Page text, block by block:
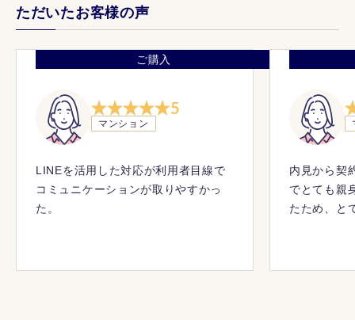
ただいたお客様の声
ご購入
5
マンション
LINEを活用した対応が利用者目線で
コミュニケーションが取りやすかっ
た。
内見から契
でとても親
たため、と